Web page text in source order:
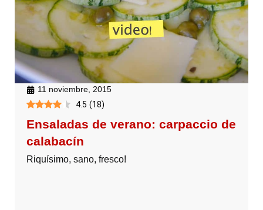
11 noviembre, 2015
4.5 (18)
Ensaladas de verano: carpaccio de
calabacín
Riquísimo, sano, fresco!